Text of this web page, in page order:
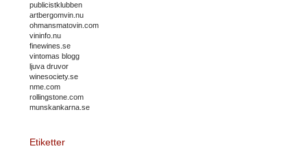
publicistklubben
artbergomvin.nu
ohmansmatovin.com
vininfo.nu
finewines.se
vintomas blogg
ljuva druvor
winesociety.se
nme.com
rollingstone.com
munskankarna.se
Etiketter